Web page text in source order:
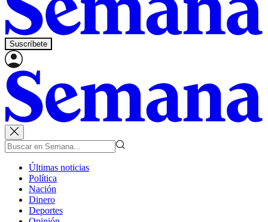
Suscríbete
Últimas noticias
Política
Nación
Dinero
Deportes